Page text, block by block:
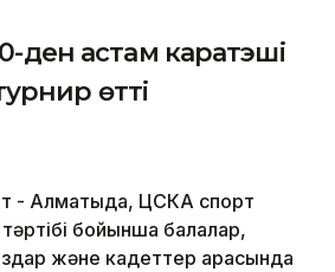
ден астам каратэші
өтті
- Алматыда, ЦСКА спорт
бойынша балалар,
және кадеттер арасында